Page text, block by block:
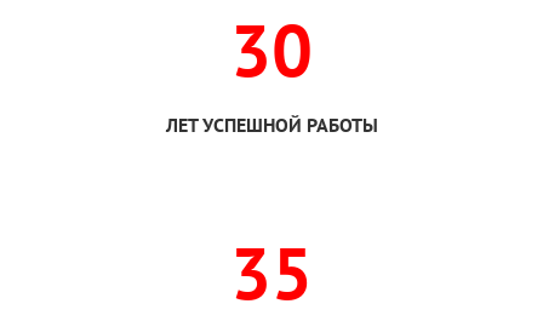
30
ЛЕТ УСПЕШНОЙ РАБОТЫ
35